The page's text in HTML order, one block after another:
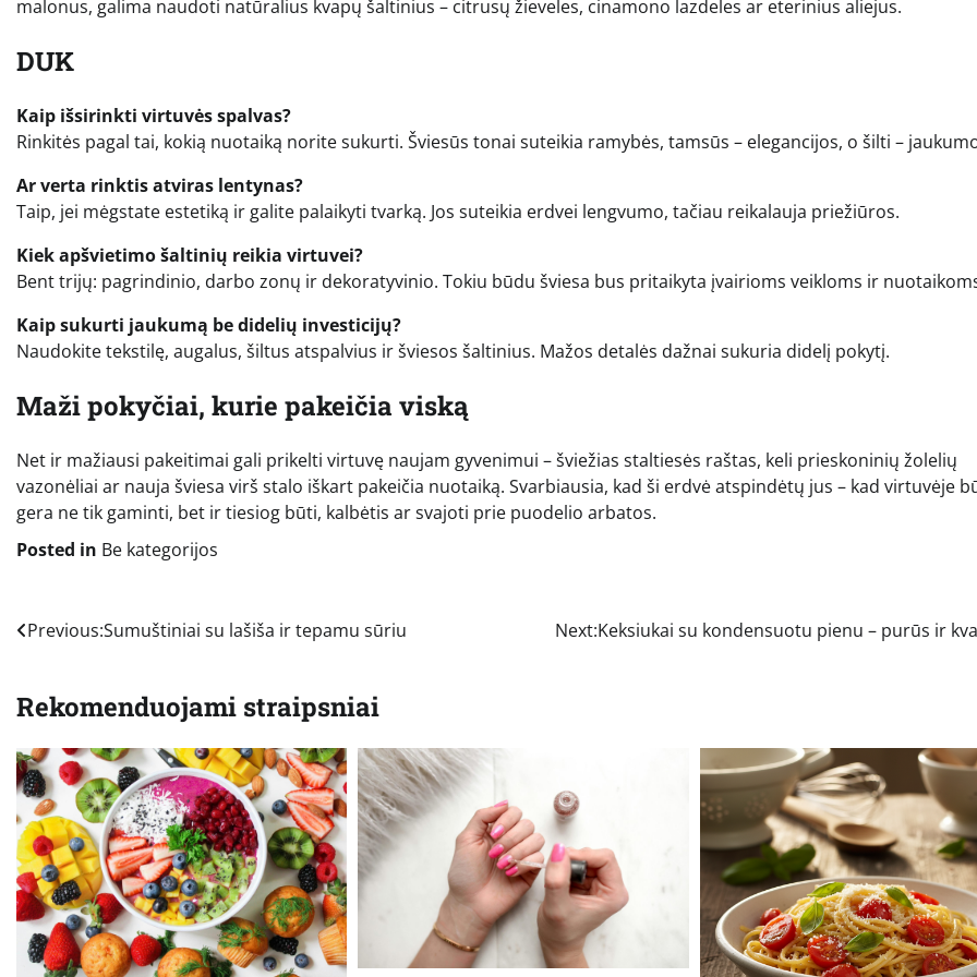
malonus, galima naudoti natūralius kvapų šaltinius – citrusų žieveles, cinamono lazdeles ar eterinius aliejus.
DUK
Kaip išsirinkti virtuvės spalvas?
Rinkitės pagal tai, kokią nuotaiką norite sukurti. Šviesūs tonai suteikia ramybės, tamsūs – elegancijos, o šilti –
Ar verta rinktis atviras lentynas?
Taip, jei mėgstate estetiką ir galite palaikyti tvarką. Jos suteikia erdvei lengvumo, tačiau reikalauja priežiūros.
Kiek apšvietimo šaltinių reikia virtuvei?
Bent trijų: pagrindinio, darbo zonų ir dekoratyvinio. Tokiu būdu šviesa bus pritaikyta įvairioms veikloms ir
Kaip sukurti jaukumą be didelių investicijų?
Naudokite tekstilę, augalus, šiltus atspalvius ir šviesos šaltinius. Mažos detalės dažnai sukuria didelį pokytį.
Maži pokyčiai, kurie pakeičia viską
Net ir mažiausi pakeitimai gali prikelti virtuvę naujam gyvenimui – šviežias staltiesės raštas, keli prieskoninių žolelių
vazonėliai ar nauja šviesa virš stalo iškart pakeičia nuotaiką. Svarbiausia, kad ši erdvė atspindėtų jus – kad virtuvėje
gera ne tik gaminti, bet ir tiesiog būti, kalbėtis ar svajoti prie puodelio arbatos.
Posted in Be kategorijos
Navigacija
įrašų
Previous:Sumuštiniai su lašiša ir tepamu sūriu Next:Keksiukai su kondensuotu pienu – purūs ir
Rekomenduojami straipsniai